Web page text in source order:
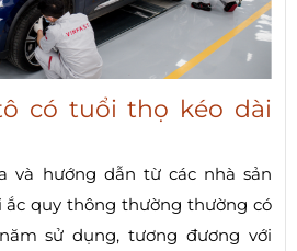
có tuổi thọ kéo dài
và hướng dẫn từ các nhà sản
ắc quy thông thường thường có
sử dụng, tương đương với